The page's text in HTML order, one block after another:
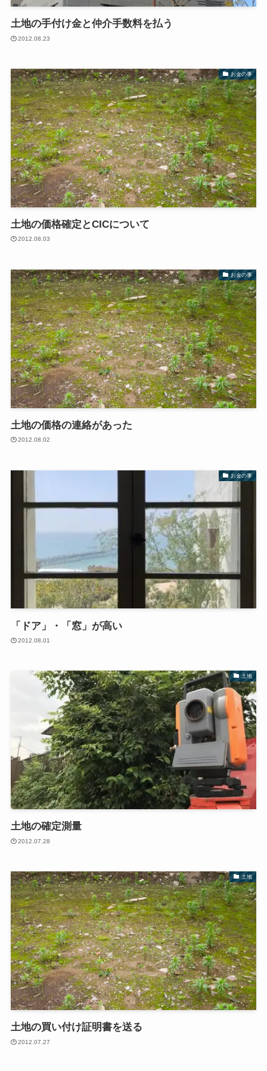
土地の手付け金と仲介手数料を払う
2012.08.23
お金の事
土地の価格確定とCICについて
2012.08.03
お金の事
土地の価格の連絡があった
2012.08.02
お金の事
「ドア」・「窓」が高い
2012.08.01
土地
土地の確定測量
2012.07.28
土地
土地の買い付け証明書を送る
2012.07.27